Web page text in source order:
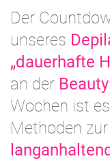
Der
unseres
„dauerhafte
an der
Wochen ist
Methoden